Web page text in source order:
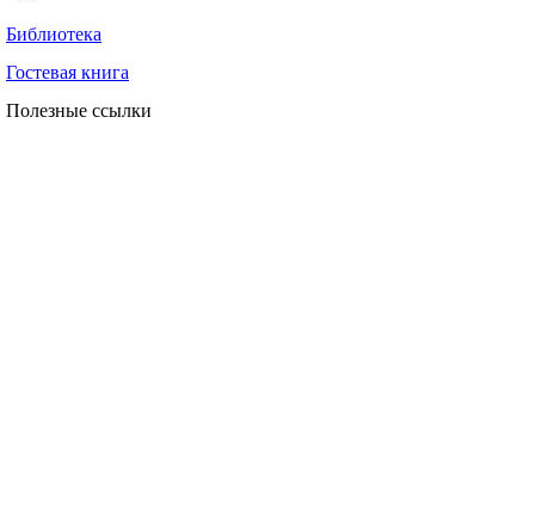
Библиотека
Гостевая книга
Полезные ссылки